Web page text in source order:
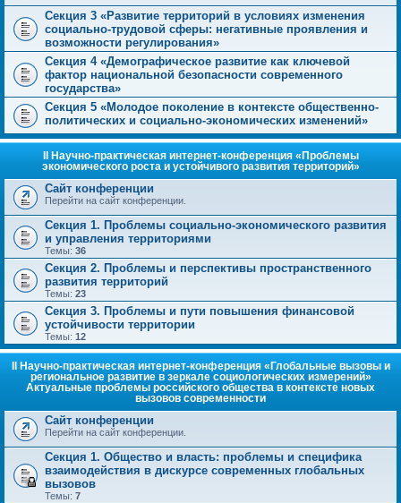
Секция 3 «Развитие территорий в условиях изменения
социально-трудовой сферы: негативные проявления и
возможности регулирования»
Секция 4 «Демографическое развитие как ключевой
фактор национальной безопасности современного
государства»
Секция 5 «Молодое поколение в контексте общественно-
политических и социально-экономических изменений»
II Научно-практическая интернет-конференция «Проблемы
экономического роста и устойчивого развития территорий»
Сайт конференции
Перейти на сайт конференции.
Секция 1. Проблемы социально-экономического развития
и управления территориями
Темы: 36
Секция 2. Проблемы и перспективы пространственного
развития территорий
Темы: 23
Секция 3. Проблемы и пути повышения финансовой
устойчивости территории
Темы: 12
II Научно-практическая интернет-конференция «Глобальные вызовы и
региональное развитие в зеркале социологических измерений»
Актуальные проблемы российского общества в контексте новых
вызовов современности
Сайт конференции
Перейти на сайт конференции.
Секция 1. Общество и власть: проблемы и специфика
взаимодействия в дискурсе современных глобальных
вызовов
Темы: 7